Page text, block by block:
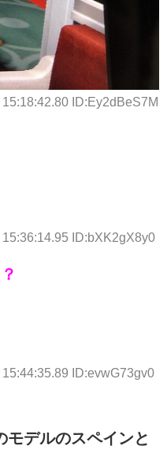
ID:Ey2dBeS7M
ID:bXK2gX8y0
ID:evwG73gv0
モデルのスペインと